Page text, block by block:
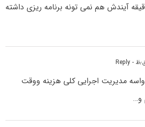
آیندش هم نمی تونه برنامه ریزی داشته
- Reply
واسه مدیریت اجرایی کلی هزینه ووقت
و…